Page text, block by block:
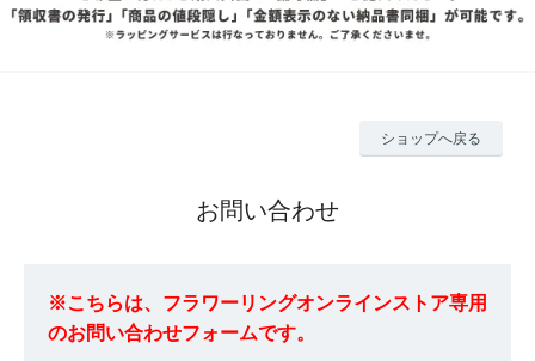
ショップへ戻る
お問い合わせ
※こちらは、フラワーリングオンラインストア専用
のお問い合わせフォームです。